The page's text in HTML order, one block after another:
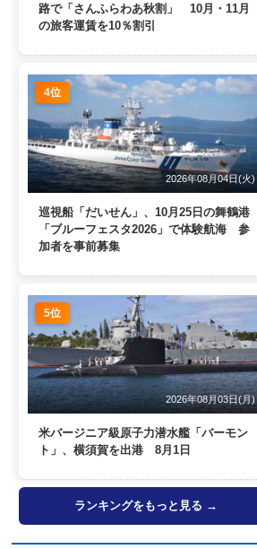
路で「さんふらわあ秋割」 10月・11月
の旅客運賃を10％割引
4位
2026年08月04日(火)
巡視船「だいせん」、10月25日の舞鶴港
「ブルーフェスタ2026」で体験航海 参
加者を事前募集
5位
2026年08月03日(月)
米バージニア級原子力潜水艦「バーモン
ト」、横須賀を出港 8月1日
ランキングをもっと見る →